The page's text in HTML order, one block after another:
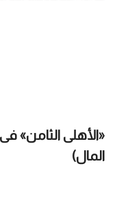
«الأهلى الثامن»
المال)